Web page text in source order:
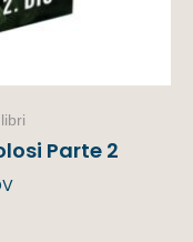
Parte 2